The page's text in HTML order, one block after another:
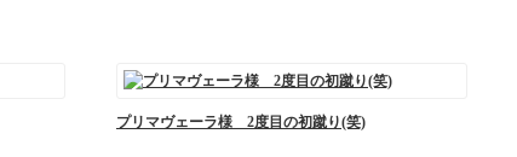
プリマヴェーラ様 2度目の初蹴り(笑)